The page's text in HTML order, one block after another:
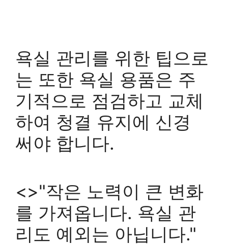
욕실 관리를 위한 팁으로
는 또한 욕실 용품은 주
기적으로 점검하고 교체
하여 청결 유지에 신경
써야 합니다.
<>"작은 노력이 큰 변화
를 가져옵니다. 욕실 관
리도 예외는 아닙니다."